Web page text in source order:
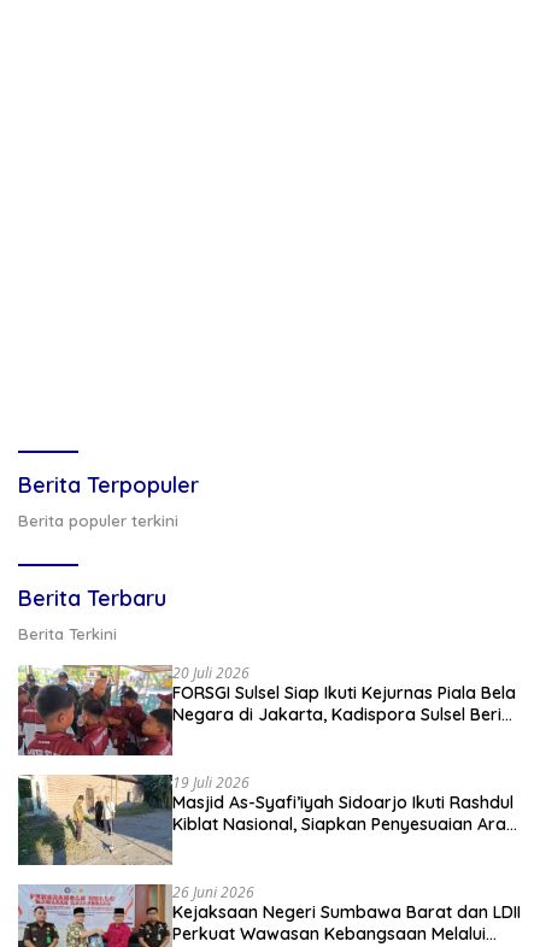
Berita Terpopuler
Berita populer terkini
Berita Terbaru
Berita Terkini
20 Juli 2026
FORSGI Sulsel Siap Ikuti Kejurnas Piala Bela
Negara di Jakarta, Kadispora Sulsel Beri
19 Juli 2026
Masjid As-Syafi’iyah Sidoarjo Ikuti Rashdul
Kiblat Nasional, Siapkan Penyesuaian Arah
26 Juni 2026
Kejaksaan Negeri Sumbawa Barat dan LDII
Perkuat Wawasan Kebangsaan Melalui